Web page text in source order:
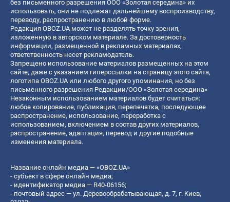
без письменного разрешения ООО «Золотая середина» их
использовать, они не подлежат дальнейшему воспроизводству,
переводу, распространению в любой форме.
Редакция OBOZ.UA может не разделять точку зрения,
изложенную в авторском материале. За достоверность
информации, размещенной в рекламных материалах,
ответственность несет рекламодатель.
Запрещено использование материалов размещенных на этом
сайте, даже с указанием гиперссылки на страницу этого сайта,
логотипа OBOZ.UA или любого другого упоминания, но без
письменного разрешения Редакции/ООО «Золотая середина»
Незаконным использованием материалов будет считаться:
любое копирование, публикация, перепечатка, последующее
распространение, использование, переработка с
использованием, включением в состав других материалов,
распространение, адаптация, перевод и другие подобные
изменения материала.
Название онлайн медиа — «OBOZ.UA»
- субъект в сфере онлайн медиа;
- идентификатор медиа — R40-06156;
- почтовый адрес — ул. Деревообрабатывающая, д. 7, г. Киев,